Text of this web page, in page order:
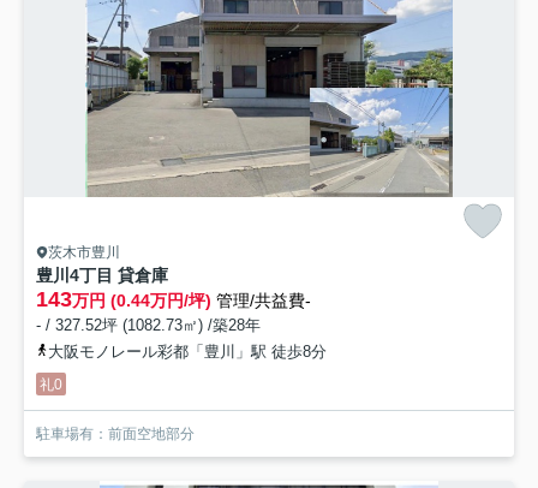
茨木市豊川
豊川4丁目 貸倉庫
143万円 (0.44万円/坪) 管理/共益費-
- / 327.52坪 (1082.73㎡) /築28年
大阪モノレール彩都「豊川」駅 徒歩8分
礼0
駐車場有：前面空地部分